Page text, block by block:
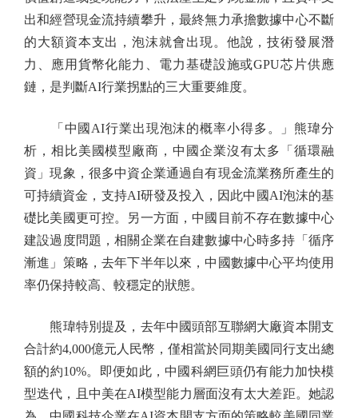
出和經營現金流持續攀升，最終無力承擔數據中心不斷
的大額資本支出，泡沫就會出現。他說，技術發展潛
力、應用貨幣化能力、電力基礎設施或GPU芯片供應
鏈，是判斷AI行業拐點的三大重要維度。
「中國AI行業出現泡沫的概率小得多。」熊瑋分
析，相比美國模型廠商，中國企業沒有太多「循環融
資」現象，很多中資企業通過自有現金流業務所產生的
可持續資金，支持AI研發及投入，因此中國AI泡沫的基
礎比美國更可控。另一方面，中國目前不存在數據中心
建設過度問題，相關企業在自建數據中心時多持「循序
漸進」策略，去年下半年以來，中國數據中心平均使用
率仍保持較高、較穩定的狀態。
熊瑋特別提及，去年中國頭部互聯網大廠資本開支
合計約4,000億元人民幣，僅相當於同期美國同行支出總
額的約10%。即便如此，中國科網巨頭仍有能力加快模
型迭代，且中美在AI模型能力層面沒有太大差距。她認